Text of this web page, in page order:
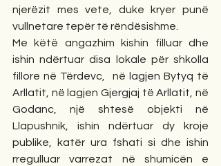
njerëzit mes vete, duke kryer punë
vullnetare tepër të rëndësishme.
Me këtë angazhim kishin filluar dhe
ishin ndërtuar disa lokale për shkolla
fillore në Tërdevc,  në lagjen Bytyq të
Arllatit, në lagjen Gjergjaj të Arllatit, në
Godanc, një shtesë objekti në
Llapushnik, ishin ndërtuar dy kroje
publike, katër ura fshati si dhe ishin
rregulluar varrezat në shumicën e